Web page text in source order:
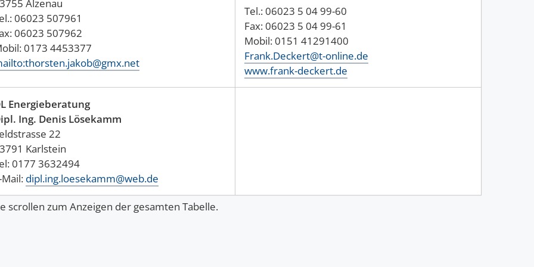
Alzenau
06023 507961
06023 507962
0173 4453377
Tel.: 06023 5 04 99-60
Fax: 06023 5 04 99-61
Mobil: 0151 41291400
Frank.Deckert@t-online.de
www.frank-deckert.de
Energieberatung
Ing. Denis Lösekamm
22
Karlstein
0177 3632494
Mail: dipl.ing.loesekamm@web.de
scrollen zum Anzeigen der gesamten Tabelle.